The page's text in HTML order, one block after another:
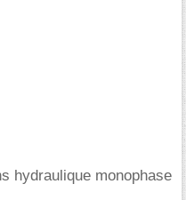
hydraulique monophase